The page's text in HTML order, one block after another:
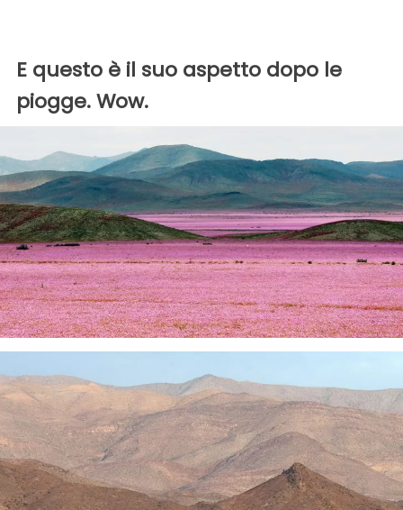
E questo è il suo aspetto dopo le
piogge. Wow.